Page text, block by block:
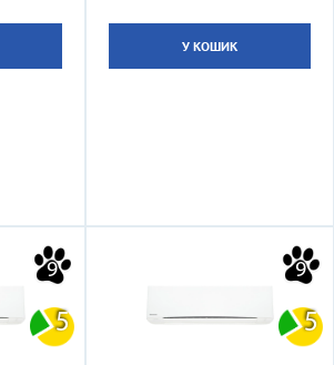
У КОШИК
9
5
9
5